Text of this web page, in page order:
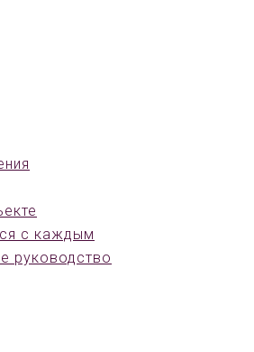
с каждым
руководство